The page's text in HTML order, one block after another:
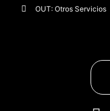
OUT: Otros Servicios